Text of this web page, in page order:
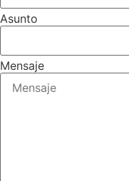
Asunto
Mensaje